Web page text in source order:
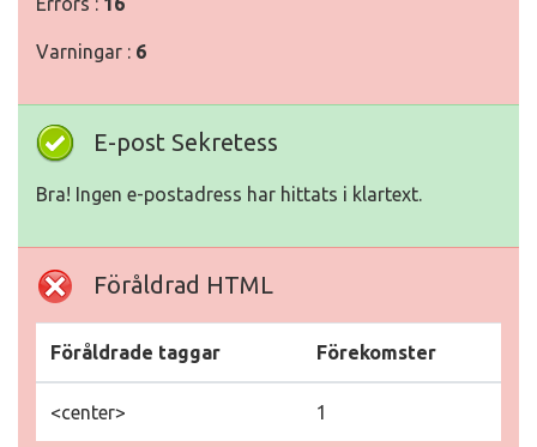
Varningar : 6
E-post Sekretess
Bra! Ingen e-postadress har hittats i klartext.
Föråldrad HTML
Föråldrade taggar Förekomster
<center> 1